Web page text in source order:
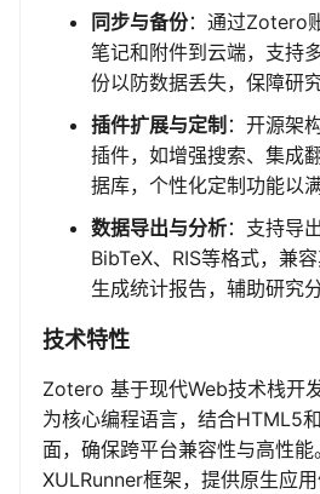
同步与备份：通过Zotero
笔记和附件到云端，支持
份以防数据丢失，保障研
插件扩展与定制 ：开源架
插件，如增强搜索、集成
据库，个性化定制功能以
数据导出与分析：支持导
BibTeX、RIS等格式，兼
生成统计报告，辅助研究
技术特性
Zotero 基于现代Web技术栈开
为核心编程语言，结合HTML5
面，确保跨平台兼容性与高性
XULRunner框架，提供原生应